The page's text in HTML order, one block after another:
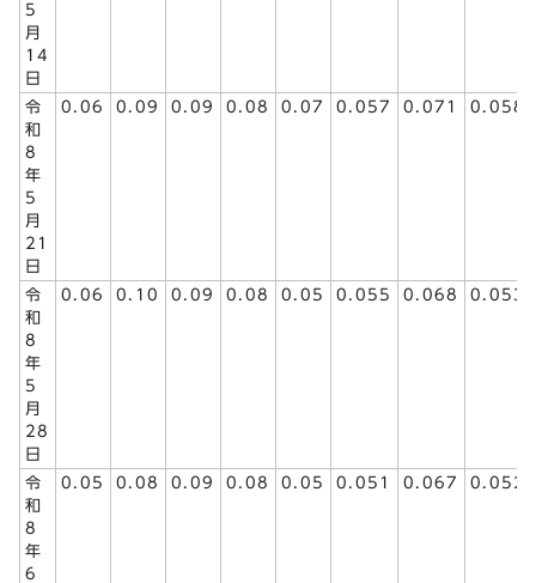
5
月
14
日
令
和
8
年
5
月
21
日
0.06 0.09 0.09 0.08 0.07 0.057 0.071 0.058
令
和
8
年
5
月
28
日
0.06 0.10 0.09 0.08 0.05 0.055 0.068 0.053
令
和
8
年
6
0.05 0.08 0.09 0.08 0.05 0.051 0.067 0.052